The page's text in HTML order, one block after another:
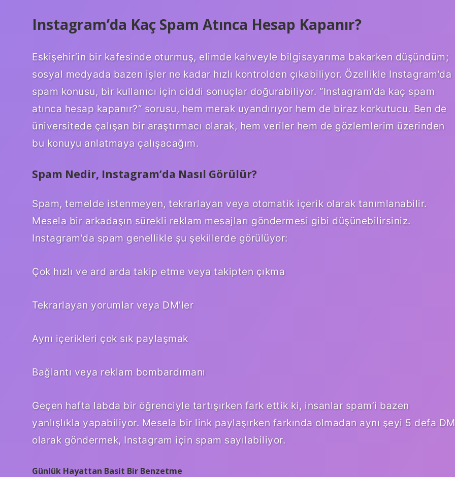
Instagram’da Kaç Spam Atınca Hesap Kapanır?
Eskişehir’in bir kafesinde oturmuş, elimde kahveyle bilgisayarıma bakarken düşündüm;
sosyal medyada bazen işler ne kadar hızlı kontrolden çıkabiliyor. Özellikle Instagram’da
spam konusu, bir kullanıcı için ciddi sonuçlar doğurabiliyor. “Instagram’da kaç spam
atınca hesap kapanır?” sorusu, hem merak uyandırıyor hem de biraz korkutucu. Ben de
üniversitede çalışan bir araştırmacı olarak, hem veriler hem de gözlemlerim üzerinden
bu konuyu anlatmaya çalışacağım.
Spam Nedir, Instagram’da Nasıl Görülür?
Spam, temelde istenmeyen, tekrarlayan veya otomatik içerik olarak tanımlanabilir.
Mesela bir arkadaşın sürekli reklam mesajları göndermesi gibi düşünebilirsiniz.
Instagram’da spam genellikle şu şekillerde görülüyor:
Çok hızlı ve ard arda takip etme veya takipten çıkma
Tekrarlayan yorumlar veya DM’ler
Aynı içerikleri çok sık paylaşmak
Bağlantı veya reklam bombardımanı
Geçen hafta labda bir öğrenciyle tartışırken fark ettik ki, insanlar spam’i bazen
yanlışlıkla yapabiliyor. Mesela bir link paylaşırken farkında olmadan aynı şeyi 5 defa DM
olarak göndermek, Instagram için spam sayılabiliyor.
Günlük Hayattan Basit Bir Benzetme